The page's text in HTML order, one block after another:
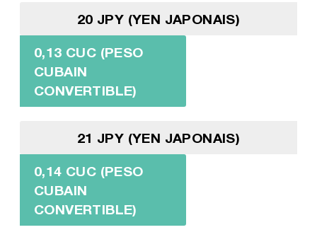
20 JPY (YEN JAPONAIS)
0,13 CUC (PESO
CUBAIN
CONVERTIBLE)
21 JPY (YEN JAPONAIS)
0,14 CUC (PESO
CUBAIN
CONVERTIBLE)